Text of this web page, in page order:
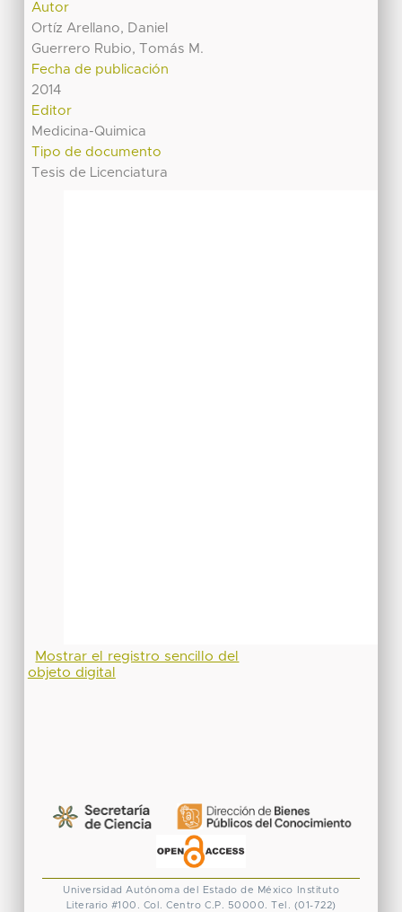
Autor
Ortíz Arellano, Daniel
Guerrero Rubio, Tomás M.
Fecha de publicación
2014
Editor
Medicina-Quimica
Tipo de documento
Tesis de Licenciatura
Mostrar el registro sencillo del
objeto digital
Universidad Autónoma del Estado de México
Instituto
Literario #100. Col. Centro C.P. 50000. Tel. (01-722)